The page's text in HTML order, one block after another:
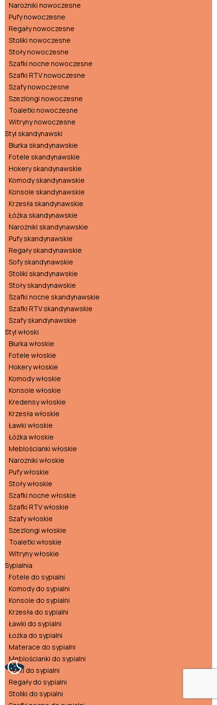
Narożniki nowoczesne
Pufy nowoczesne
Regały nowoczesne
Stoliki nowoczesne
Stoły nowoczesne
Szafki nocne nowoczesne
Szafki RTV nowoczesne
Szafy nowoczesne
Szezlongi nowoczesne
Toaletki nowoczesne
Witryny nowoczesne
Styl skandynawski
Biurka skandynawskie
Fotele skandynawskie
Hokery skandynawskie
Komody skandynawskie
Konsole skandynawskie
Krzesła skandynawskie
Łóżka skandynawskie
Narożniki skandynawskie
Pufy skandynawskie
Regały skandynawskie
Sofy skandynawskie
Stoliki skandynawskie
Stoły skandynawskie
Szafki nocne skandynawskie
Szafki RTV skandynawskie
Szafy skandynawskie
Styl włoski
Biurka włoskie
Fotele włoskie
Hokery włoskie
Komody włoskie
Konsole włoskie
Kredensy włoskie
Krzesła włoskie
Ławki włoskie
Łóżka włoskie
Meblościanki włoskie
Narożniki włoskie
Pufy włoskie
Stoły włoskie
Szafki nocne włoskie
Szafki RTV włoskie
Szafy włoskie
Szezlongi włoskie
Toaletki włoskie
Witryny włoskie
Sypialnia
Fotele do sypialni
Komody do sypialni
Konsole do sypialni
Krzesła do sypialni
Ławki do sypialni
Łożka do sypialni
Materace do sypialni
Meblościanki do sypialni
Półki do sypialni
Regały do sypialni
Stoliki do sypialni